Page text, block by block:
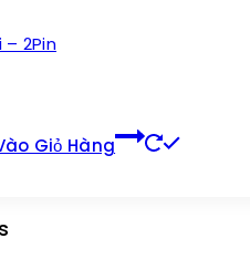
– 2Pin
Giỏ Hàng